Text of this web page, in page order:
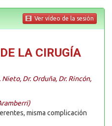
Ver vídeo de la sesión
LA CIRUGÍA
Nieto, Dr. Orduña, Dr. Rincón,
misma complicación